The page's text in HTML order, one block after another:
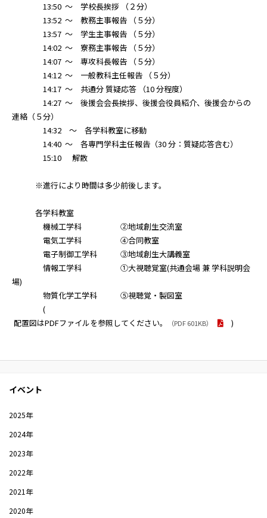
13:50 ～ 学校長挨拶 （２分）
13:52 ～ 教務主事報告 （５分）
13:57 ～ 学生主事報告 （５分）
14:02 ～ 寮務主事報告 （５分）
14:07 ～ 専攻科長報告 （５分）
14:12 ～ 一般教科主任報告 （５分）
14:17 ～ 共通分 質疑応答 （10 分程度）
14:27 ～ 後援会会長挨拶、後援会役員紹介、後援会からの
連絡（５分）
14:32 ～ 各学科教室に移動
14:40 ～ 各専門学科主任報告（30 分：質疑応答含む）
15:10 解散
※進行により時間は多少前後します。
各学科教室
機械工学科 ②地域創生交流室
電気工学科 ④合同教室
電子制御工学科 ③地域創生大講義室
情報工学科 ①大視聴覚室(共通会場 兼 学科説明会
場)
物質化学工学科 ⑤視聴覚・製図室
(
配置図はPDFファイルを参照してください。
（PDF 601KB） )
イベント
2025年
2024年
2023年
2022年
2021年
2020年